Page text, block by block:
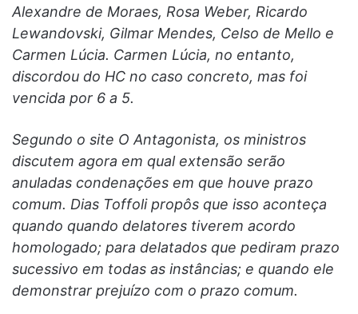
Alexandre de Moraes, Rosa Weber, Ricardo
Lewandovski, Gilmar Mendes, Celso de Mello e
Carmen Lúcia. Carmen Lúcia, no entanto,
discordou do HC no caso concreto, mas foi
vencida por 6 a 5.
Segundo o site O Antagonista, os ministros
discutem agora em qual extensão serão
anuladas condenações em que houve prazo
comum. Dias Toffoli propôs que isso aconteça
quando quando delatores tiverem acordo
homologado; para delatados que pediram prazo
sucessivo em todas as instâncias; e quando ele
demonstrar prejuízo com o prazo comum.